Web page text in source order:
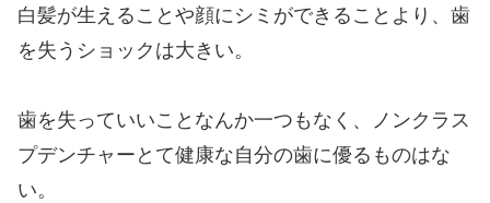
白髪が生えることや顔にシミができることより、歯
を失うショックは大きい。
歯を失っていいことなんか一つもなく、ノンクラス
プデンチャーとて健康な自分の歯に優るものはな
い。